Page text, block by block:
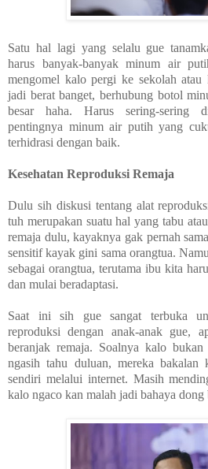
Satu hal lagi yang selalu gue
harus banyak-banyak minum air
mengomel kalo pergi ke sekolah atau
jadi berat banget, berhubung botol
besar haha. Harus sering-sering
pentingnya minum air putih yang
terhidrasi dengan baik.
Kesehatan Reproduksi Remaja
Dulu sih diskusi tentang alat
tuh merupakan suatu hal yang tabu
remaja dulu, kayaknya gak pernah
sensitif kayak gini sama orangtua.
sebagai orangtua, terutama ibu kita
dan mulai beradaptasi.
Saat ini sih gue sangat terbuka
reproduksi dengan anak-anak gue,
beranjak remaja. Soalnya kalo
ngasih tahu duluan, mereka bakalan
sendiri melalui internet. Masih
kalo ngaco kan malah jadi bahaya dong